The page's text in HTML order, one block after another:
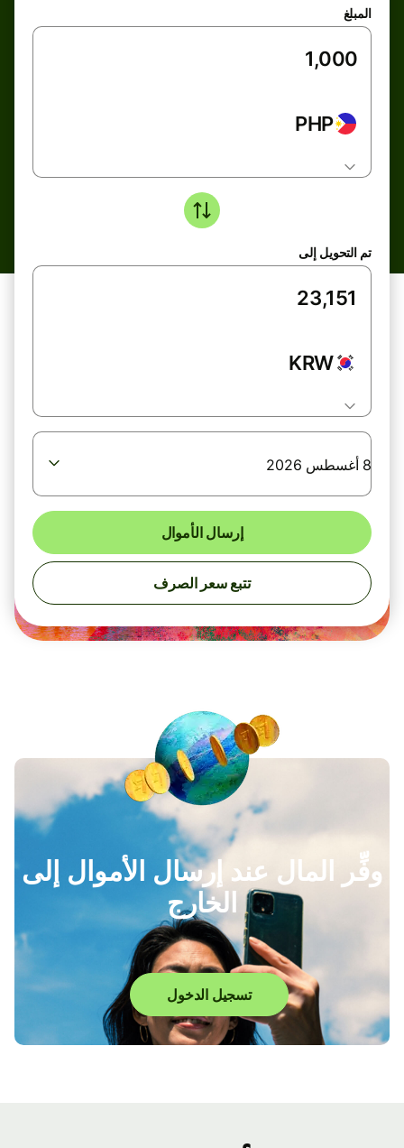
المبلغ
PHP
تم التحويل إلى
KRW
8 أغسطس 2026
إرسال الأموال
تتبع سعر الصرف
وفِّر المال عند إرسال الأموال إلى
الخارج
تسجيل الدخول